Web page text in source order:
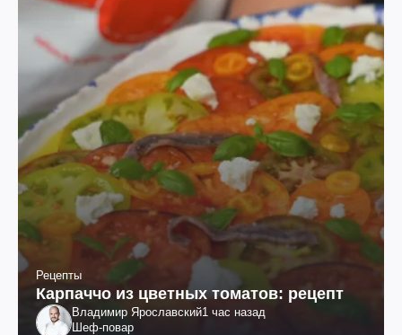
Рецепты
Карпаччо из цветных томатов: рецепт
Владимир Ярославский1 час назад
Шеф-повар